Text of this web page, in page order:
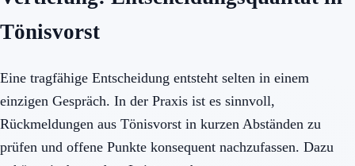
Tönisvorst
Eine tragfähige Entscheidung entsteht selten in einem
einzigen Gespräch. In der Praxis ist es sinnvoll,
Rückmeldungen aus Tönisvorst in kurzen Abständen zu
prüfen und offene Punkte konsequent nachzufassen. Dazu